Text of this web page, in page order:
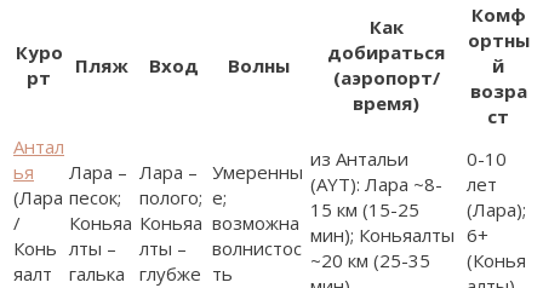
Куро
рт
Пляж Вход Волны
Как
добираться
(аэропорт/
время)
Комф
ортны
й
возра
ст
Антал
ья
(Лара
/
Конь
яалт
Лара –
песок;
Коньяа
лты –
галька
Лара –
полого;
Коньяа
лты –
глубже
Умеренны
е;
возможна
волнистос
ть
из Антальи
(AYT): Лара ~8-
15 км (15-25
мин); Коньяалты
~20 км (25-35
0-10
лет
(Лара);
6+
(Конья